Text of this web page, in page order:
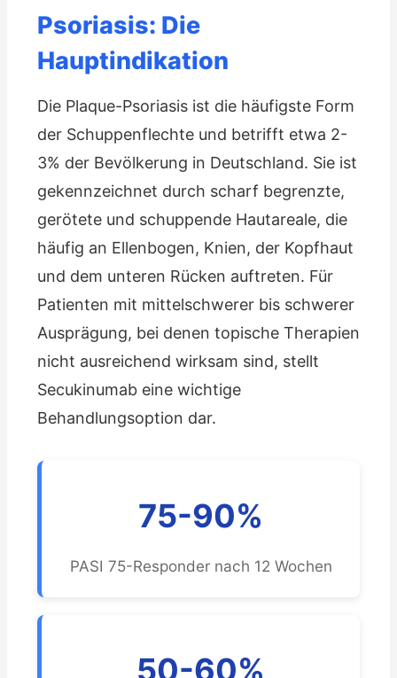
Psoriasis: Die
Hauptindikation
Die Plaque-Psoriasis ist die häufigste Form
der Schuppenflechte und betrifft etwa 2-
3% der Bevölkerung in Deutschland. Sie ist
gekennzeichnet durch scharf begrenzte,
gerötete und schuppende Hautareale, die
häufig an Ellenbogen, Knien, der Kopfhaut
und dem unteren Rücken auftreten. Für
Patienten mit mittelschwerer bis schwerer
Ausprägung, bei denen topische Therapien
nicht ausreichend wirksam sind, stellt
Secukinumab eine wichtige
Behandlungsoption dar.
75-90%
PASI 75-Responder nach 12 Wochen
50-60%